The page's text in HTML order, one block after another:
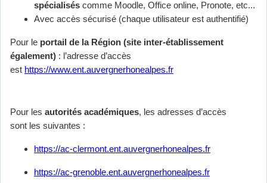
spécialisés comme Moodle, Office online, Pronote, etc...
Avec accès sécurisé (chaque utilisateur est authentifié)
Pour le portail de la Région (site inter-établissement
également) : l’adresse d’accès
est https://www.ent.auvergnerhonealpes.fr
Pour les autorités académiques, les adresses d’accès
sont les suivantes :
https://ac-clermont.ent.auvergnerhonealpes.fr
https://ac-grenoble.ent.auvergnerhonealpes.fr